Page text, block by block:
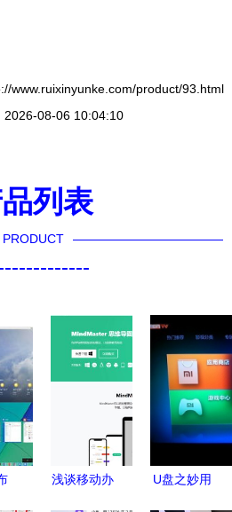
www.ruixinyunke.com/product/93.html
2026-08-06 10:04:10
列表
PRODUCT
浅谈移动办
U盘之妙用